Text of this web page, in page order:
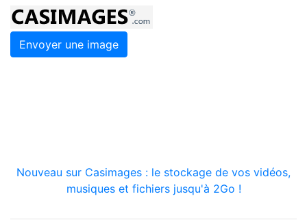
Envoyer une image
Nouveau sur Casimages : le stockage de vos vidéos,
musiques et fichiers jusqu'à 2Go !